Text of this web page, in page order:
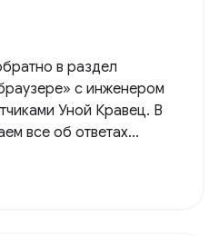
в раздел
с инженером
Уной Кравец. В
все об ответах...